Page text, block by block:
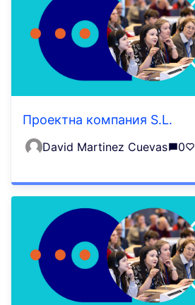
Проектна компания S.L.
David Martinez Cuevas 0